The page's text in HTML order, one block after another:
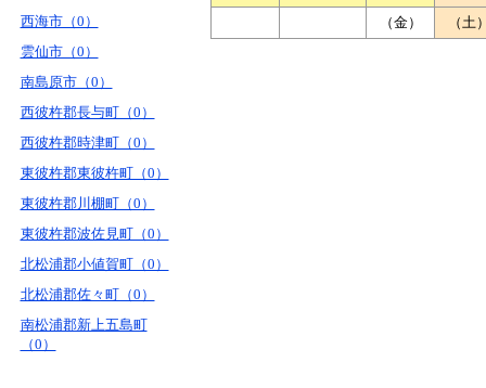
西海市（0）
雲仙市（0）
南島原市（0）
西彼杵郡長与町（0）
西彼杵郡時津町（0）
東彼杵郡東彼杵町（0）
東彼杵郡川棚町（0）
東彼杵郡波佐見町（0）
北松浦郡小値賀町（0）
北松浦郡佐々町（0）
南松浦郡新上五島町
（0）
（金）
（土